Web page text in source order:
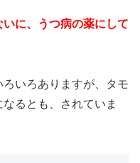
に、うつ病の薬にして
いろありますが、タモ
るとも、されていま